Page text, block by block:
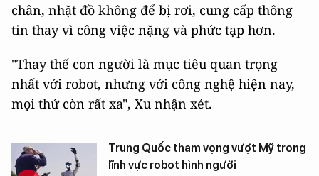
chân, nhặt đồ không để bị rơi, cung cấp thông
tin thay vì công việc nặng và phức tạp hơn.
"Thay thế con người là mục tiêu quan trọng
nhất với robot, nhưng với công nghệ hiện nay,
mọi thứ còn rất xa", Xu nhận xét.
Trung Quốc tham vọng vượt Mỹ trong
lĩnh vực robot hình người